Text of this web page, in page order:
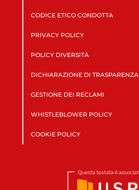
CODICE ETICO CONDOTTA
PRIVACY POLICY
POLICY DIVERSITÀ
DICHIARAZIONE DI TRASPARENZA
GESTIONE DEI RECLAMI
WHISTLEBLOWER POLICY
COOKIE POLICY